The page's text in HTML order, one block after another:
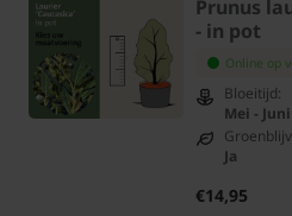
Prunus
- in pot
Online op
Bloeitijd:
Mei - Juni
Ja
€14,95